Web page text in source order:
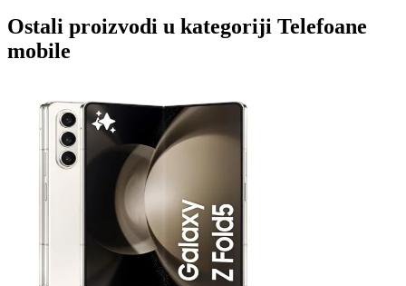
Ostali proizvodi u kategoriji Telefoane
mobile